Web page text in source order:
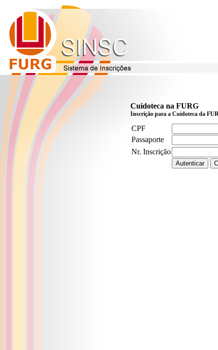
Cuidoteca na FURG
Inscrição para a Cuidoteca da
CPF
Passaporte
Nr. Inscrição